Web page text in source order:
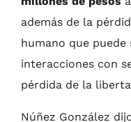
además de la
humano que puede
interacciones con
pérdida de la
Núñez González